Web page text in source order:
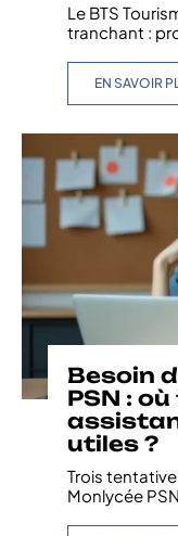
Le BTS
tranchant :
EN SAVOIR
Besoin
PSN :
utiles ?
Trois
Monlycée